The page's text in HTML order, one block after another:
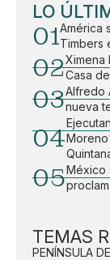
LO
01América
Timbers
02Ximena
Casa
03Alfredo
nueva
04
05México
TEMAS
PENÍNSULA